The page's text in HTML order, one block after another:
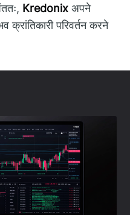
Kredonix अपने
क्रांतिकारी परिवर्तन करने